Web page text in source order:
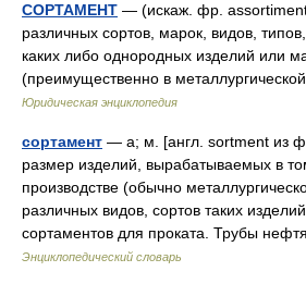
СОРТАМЕНТ — (искаж. фр.
различных сортов, марок, видов,
каких либо однородных изделий или
(преимущественно в
Юридическая энциклопедия
сортамент — а; м. [англ. sortment из
размер изделий, вырабатываемых в
производстве (обычно
различных видов, сортов таких
сортаментов для проката. Трубы
Энциклопедический словарь